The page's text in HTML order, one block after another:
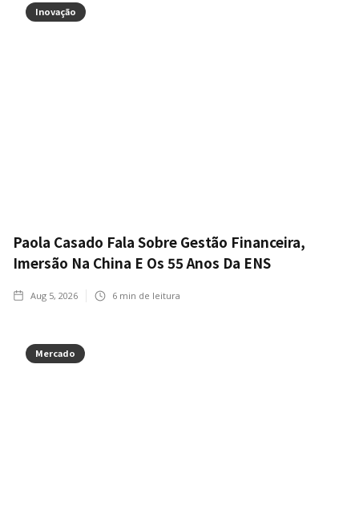
Inovação
Paola Casado Fala Sobre Gestão Financeira,
Imersão Na China E Os 55 Anos Da ENS
Aug 5, 2026 6 min de leitura
Mercado